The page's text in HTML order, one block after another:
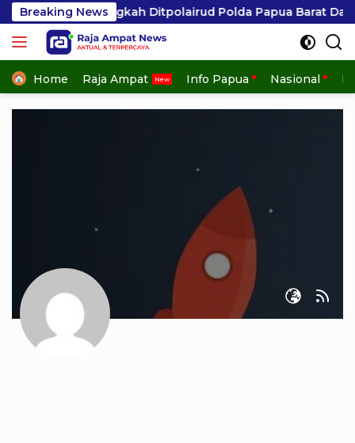
Skip
to
content
Breaking News
Apresiasi Langkah Ditpolairud Polda Papua Barat Daya
Home Raja Ampat Info Papua Nasional